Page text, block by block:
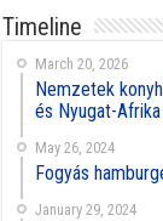
Timeline
March 20, 2026
Nemzetek
és Nyugat-Afrika
May 26, 2024
Fogyás
January 29, 2024